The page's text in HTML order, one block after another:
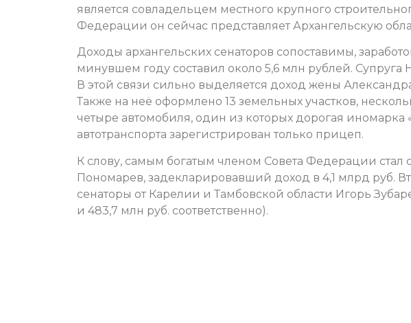
является совладельцем местного крупного
Федерации он сейчас представляет Архангельскую
Доходы архангельских сенаторов сопоставимы,
минувшем году составил около 5,6 млн рублей. Супруга
В этой связи сильно выделяется доход жены
Также на неё оформлено 13 земельных участков,
четыре автомобиля, один из которых дорогая иномарка
автотранспорта зарегистрирован только прицеп.
К слову, самым богатым членом Совета Федерации стал
Пономарев, задекларировавший доход в 4,1 млрд руб.
сенаторы от Карелии и Тамбовской области Игорь
и 483,7 млн руб. соответственно).